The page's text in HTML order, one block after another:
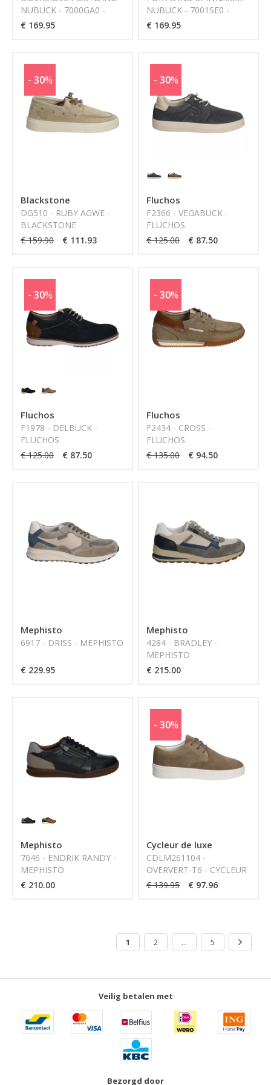
NUBUCK - 7000GA0 -
SEBAGO
€ 169.95
NUBUCK - 7001SE0 -
SEBAGO
€ 169.95
Blackstone
DG510 - RUBY AGWE -
BLACKSTONE
€ 159.90
€ 111.93
- 30%
Fluchos
F2366 - VEGABUCK -
FLUCHOS
€ 125.00
€ 87.50
- 30%
Fluchos
F1978 - DELBUCK -
FLUCHOS
€ 125.00
€ 87.50
- 30%
Fluchos
F2434 - CROSS -
FLUCHOS
€ 135.00
€ 94.50
- 30%
Mephisto
6917 - DRISS - MEPHISTO
€ 229.95
Mephisto
4284 - BRADLEY -
MEPHISTO
€ 215.00
Mephisto
7046 - ENDRIK RANDY -
MEPHISTO
€ 210.00
Cycleur de luxe
CDLM261104 -
OVERVERT-T6 - CYCLEUR
DE LUXE
€ 139.95 € 97.96
- 30%
1 2 ... 5
Veilig betalen met
Bezorgd door